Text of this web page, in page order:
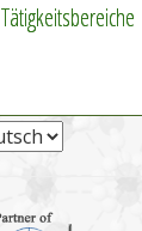
Tätigkeitsbereiche